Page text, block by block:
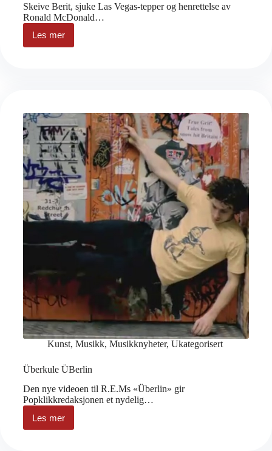
Skeive Berit, sjuke Las Vegas-tepper og henrettelse av
Ronald McDonald…
Les mer
Hot
sniksnakk
Kunst, Musikk, Musikknyheter, Ukategorisert
Überkule ÜBerlin
Den nye videoen til R.E.Ms «Überlin» gir
Popklikkredaksjonen et nydelig…
Les merÜberkule
ÜBerlin